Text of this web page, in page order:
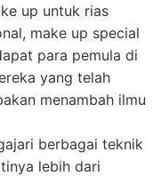
up untuk rias
make up special
para pemula di
yang telah
menambah ilmu
berbagai teknik
lebih dari